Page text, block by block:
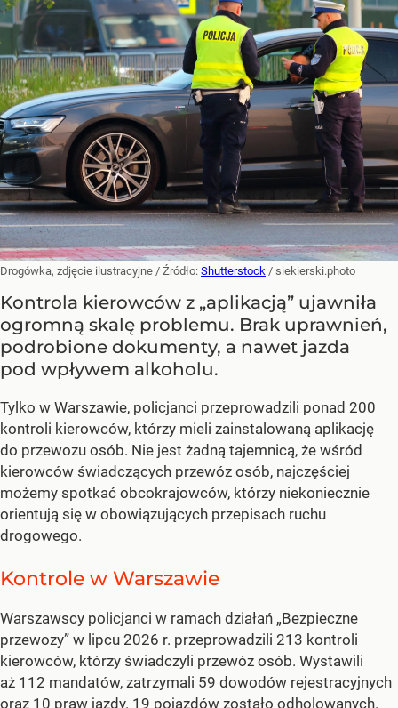
Drogówka, zdjęcie ilustracyjne / Źródło: Shutterstock / siekierski.photo
Kontrola kierowców z „aplikacją” ujawniła
ogromną skalę problemu. Brak uprawnień,
podrobione dokumenty, a nawet jazda
pod wpływem alkoholu.
Tylko w Warszawie, policjanci przeprowadzili ponad 200
kontroli kierowców, którzy mieli zainstalowaną aplikację
do przewozu osób. Nie jest żadną tajemnicą, że wśród
kierowców świadczących przewóz osób, najczęściej
możemy spotkać obcokrajowców, którzy niekoniecznie
orientują się w obowiązujących przepisach ruchu
drogowego.
Kontrole w Warszawie
Warszawscy policjanci w ramach działań „Bezpieczne
przewozy” w lipcu 2026 r. przeprowadzili 213 kontroli
kierowców, którzy świadczyli przewóz osób. Wystawili
aż 112 mandatów, zatrzymali 59 dowodów rejestracyjnych
oraz 10 praw jazdy. 19 pojazdów zostało odholowanych.